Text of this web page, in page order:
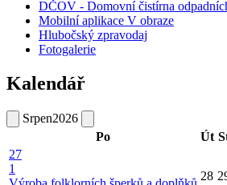
DČOV - Domovní čistírna
Mobilní aplikace V obraze
Hlubočský zpravodaj
Fotogalerie
Kalendář
Srpen2026
Po
Út
27
1
28